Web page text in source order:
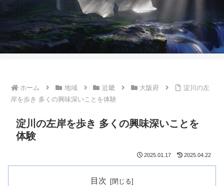
ホーム 地域 近畿 大阪府
淀川の左
岸を歩き 多くの興味深いことを体験
淀川の左岸を歩き 多くの興味深いことを
体験
2025.01.17 2025.04.22
目次